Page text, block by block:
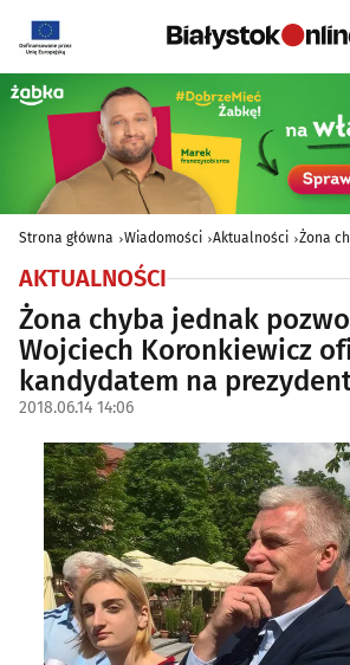
Strona główna Wiadomości Aktualności Żona
AKTUALNOŚCI
Żona chyba jednak
Wojciech Koronkiewicz
kandydatem na
2018.06.14 14:06